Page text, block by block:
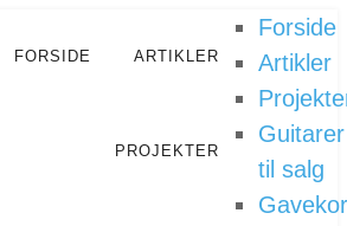
FORSIDE ARTIKLER
PROJEKTER
Forside
Artikler
Guitarer
til salg